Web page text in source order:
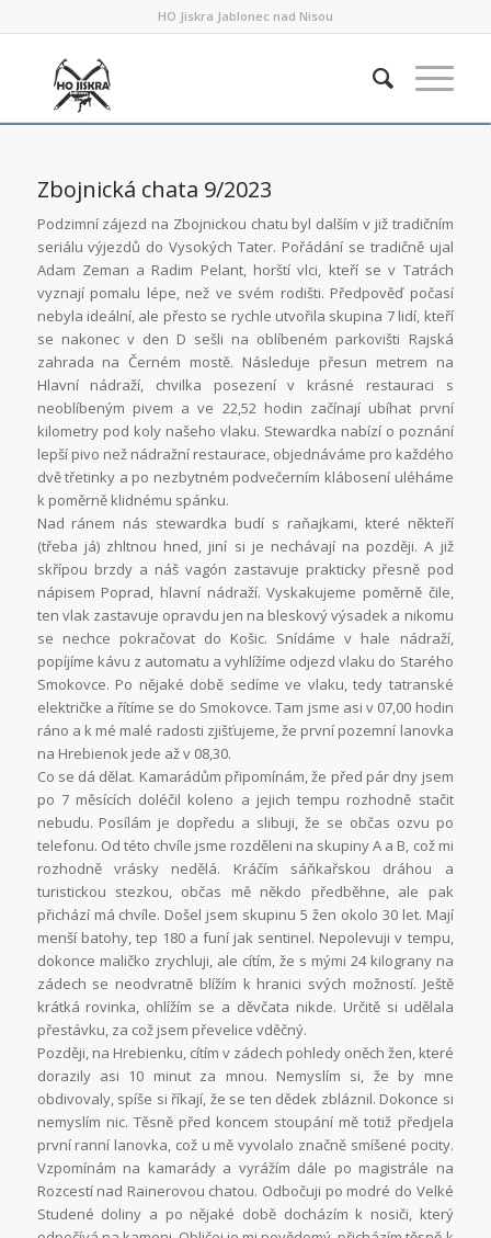
HO Jiskra Jablonec nad Nisou
Zbojnická chata 9/2023
Podzimní zájezd na Zbojnickou chatu byl dalším v již tradičním
seriálu výjezdů do Vysokých Tater. Pořádání se tradičně ujal
Adam Zeman a Radim Pelant, horští vlci, kteří se v Tatrách
vyznají pomalu lépe, než ve svém rodišti. Předpověď počasí
nebyla ideální, ale přesto se rychle utvořila skupina 7 lidí, kteří
se nakonec v den D sešli na oblíbeném parkovišti Rajská
zahrada na Černém mostě. Následuje přesun metrem na
Hlavní nádraží, chvilka posezení v krásné restauraci s
neoblíbeným pivem a ve 22,52 hodin začínají ubíhat první
kilometry pod koly našeho vlaku. Stewardka nabízí o poznání
lepší pivo než nádražní restaurace, objednáváme pro každého
dvě třetinky a po nezbytném podvečerním klábosení uléháme
k poměrně klidnému spánku.
Nad ránem nás stewardka budí s raňajkami, které někteří
(třeba já) zhltnou hned, jiní si je nechávají na později. A již
skřípou brzdy a náš vagón zastavuje prakticky přesně pod
nápisem Poprad, hlavní nádraží. Vyskakujeme poměrně čile,
ten vlak zastavuje opravdu jen na bleskový výsadek a nikomu
se nechce pokračovat do Košic. Snídáme v hale nádraží,
popíjíme kávu z automatu a vyhlížíme odjezd vlaku do Starého
Smokovce. Po nějaké době sedíme ve vlaku, tedy tatranské
električke a řítíme se do Smokovce. Tam jsme asi v 07,00 hodin
ráno a k mé malé radosti zjišťujeme, že první pozemní lanovka
na Hrebienok jede až v 08,30.
Co se dá dělat. Kamarádům připomínám, že před pár dny jsem
po 7 měsících doléčil koleno a jejich tempu rozhodně stačit
nebudu. Posílám je dopředu a slibuji, že se občas ozvu po
telefonu. Od této chvíle jsme rozděleni na skupiny A a B, což mi
rozhodně vrásky nedělá. Kráčím sáňkařskou dráhou a
turistickou stezkou, občas mě někdo předběhne, ale pak
přichází má chvíle. Došel jsem skupinu 5 žen okolo 30 let. Mají
menší batohy, tep 180 a funí jak sentinel. Nepolevuji v tempu,
dokonce maličko zrychluji, ale cítím, že s mými 24 kilograny na
zádech se neodvratně blížím k hranici svých možností. Ještě
krátká rovinka, ohlížím se a děvčata nikde. Určitě si udělala
přestávku, za což jsem převelice vděčný.
Později, na Hrebienku, cítím v zádech pohledy oněch žen, které
dorazily asi 10 minut za mnou. Nemyslím si, že by mne
obdivovaly, spíše si říkají, že se ten dědek zbláznil. Dokonce si
nemyslím nic. Těsně před koncem stoupání mě totiž předjela
první ranní lanovka, což u mě vyvolalo značně smíšené pocity.
Vzpomínám na kamarády a vyrážím dále po magistrále na
Rozcestí nad Rainerovou chatou. Odbočuji po modré do Velké
Studené doliny a po nějaké době docházím k nosiči, který